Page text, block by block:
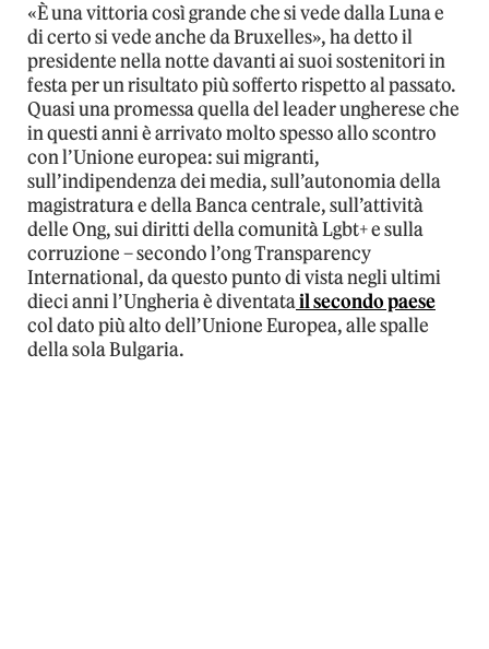
«È una vittoria così grande che si vede dalla Luna e
di certo si vede anche da Bruxelles», ha detto il
presidente nella notte davanti ai suoi sostenitori in
festa per un risultato più sofferto rispetto al passato.
Quasi una promessa quella del leader ungherese che
in questi anni è arrivato molto spesso allo scontro
con l’Unione europea: sui migranti,
sull’indipendenza dei media, sull’autonomia della
magistratura e della Banca centrale, sull’attività
delle Ong, sui diritti della comunità Lgbt+ e sulla
corruzione – secondo l’ong Transparency
International, da questo punto di vista negli ultimi
dieci anni l’Ungheria è diventatail secondo paese
col dato più alto dell’Unione Europea, alle spalle
della sola Bulgaria.